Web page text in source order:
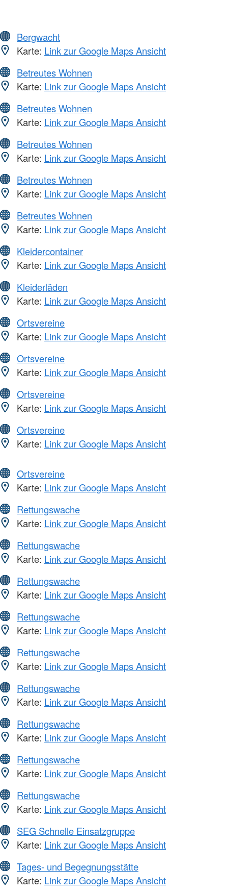
Bergwacht
Karte: Link zur Google Maps Ansicht
Betreutes Wohnen
Karte: Link zur Google Maps Ansicht
Betreutes Wohnen
Karte: Link zur Google Maps Ansicht
Betreutes Wohnen
Karte: Link zur Google Maps Ansicht
Betreutes Wohnen
Karte: Link zur Google Maps Ansicht
Betreutes Wohnen
Karte: Link zur Google Maps Ansicht
Kleidercontainer
Karte: Link zur Google Maps Ansicht
Kleiderläden
Karte: Link zur Google Maps Ansicht
Ortsvereine
Karte: Link zur Google Maps Ansicht
Ortsvereine
Karte: Link zur Google Maps Ansicht
Ortsvereine
Karte: Link zur Google Maps Ansicht
Ortsvereine
Karte: Link zur Google Maps Ansicht
Ortsvereine
Karte: Link zur Google Maps Ansicht
Rettungswache
Karte: Link zur Google Maps Ansicht
Rettungswache
Karte: Link zur Google Maps Ansicht
Rettungswache
Karte: Link zur Google Maps Ansicht
Rettungswache
Karte: Link zur Google Maps Ansicht
Rettungswache
Karte: Link zur Google Maps Ansicht
Rettungswache
Karte: Link zur Google Maps Ansicht
Rettungswache
Karte: Link zur Google Maps Ansicht
Rettungswache
Karte: Link zur Google Maps Ansicht
Rettungswache
Karte: Link zur Google Maps Ansicht
SEG Schnelle Einsatzgruppe
Karte: Link zur Google Maps Ansicht
Tages- und Begegnungsstätte
Karte: Link zur Google Maps Ansicht